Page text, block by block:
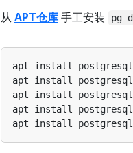
从 APT仓库手工安装
apt install
apt install
apt install
apt install
apt install